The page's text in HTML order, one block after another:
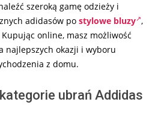
szeroką gamę odzieży i
adidasów po stylowe bluzy ,
online, masz możliwość
najlepszych okazji i wyboru
z domu.
ubrań Addidas